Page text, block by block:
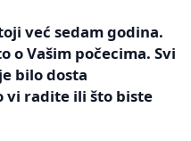
već sedam godina.
o Vašim počecima. Svi
bilo dosta
vi radite ili što biste